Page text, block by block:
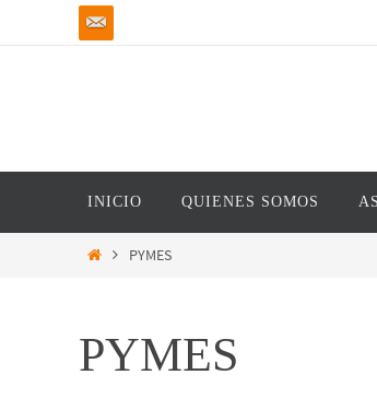
contenido
INICIO QUIENES SOMOS
InicioPYMES
PYMES